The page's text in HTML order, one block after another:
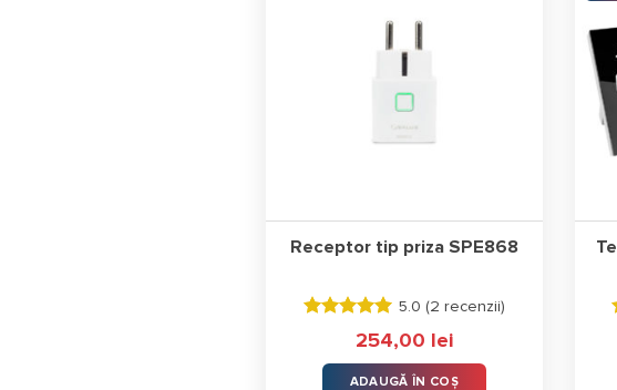
Receptor tip priza SPE868
Evaluat la
stele
din 5
5.0 (2 recenzii)
254,00 lei
ADAUGĂ ÎN COȘ